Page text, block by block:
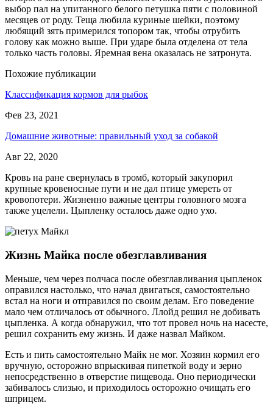
выбор пал на упитанного белого петушка пяти с половиной
месяцев от роду. Теща любила куриные шейки, поэтому
любящий зять примерился топором так, чтобы отрубить
голову как можно выше. При ударе была отделена от тела
только часть головы. Яремная вена оказалась не затронута.
Похожие публикации
Классификация кормов для рыбок
Фев 23, 2021
Домашние животные: правильный уход за собакой
Авг 22, 2020
Кровь на ране свернулась в тромб, который закупорил
крупные кровеносные пути и не дал птице умереть от
кровопотери. Жизненно важные центры головного мозга
также уцелели. Цыпленку осталось даже одно ухо.
Жизнь Майка после обезглавливания
Меньше, чем через полчаса после обезглавливания цыпленок
оправился настолько, что начал двигаться, самостоятельно
встал на ноги и отправился по своим делам. Его поведение
мало чем отличалось от обычного. Ллойд решил не добивать
цыпленка. А когда обнаружил, что тот провел ночь на насесте,
решил сохранить ему жизнь. И даже назвал Майком.
Есть и пить самостоятельно Майк не мог. Хозяин кормил его
вручную, осторожно впрыскивая пипеткой воду и зерно
непосредственно в отверстие пищевода. Оно периодически
забивалось слизью, и приходилось осторожно очищать его
шприцем.